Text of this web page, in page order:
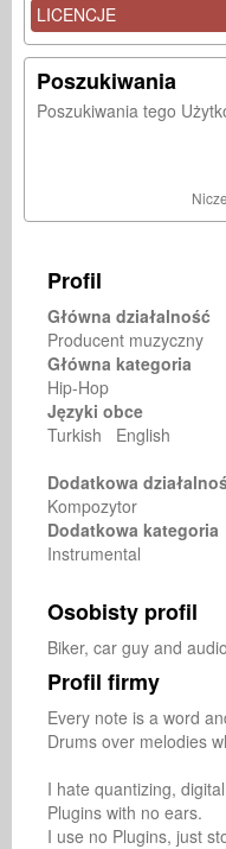
LICENCJE
Poszukiwania
Poszukiwania tego
Profil
Główna działalność
Producent muzyczny
Główna kategoria
Hip-Hop
Języki obce
Turkish English
Dodatkowa
Kompozytor
Dodatkowa kategoria
Instrumental
Osobisty profil
Biker, car guy and
Profil firmy
Every note is a word
Drums over melodies
I hate quantizing,
Plugins with no ears.
I use no Plugins, just